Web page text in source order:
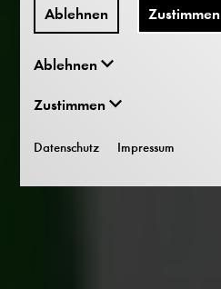
Ablehnen Zustimmen
Ablehnen
Zustimmen
Datenschutz Impressum